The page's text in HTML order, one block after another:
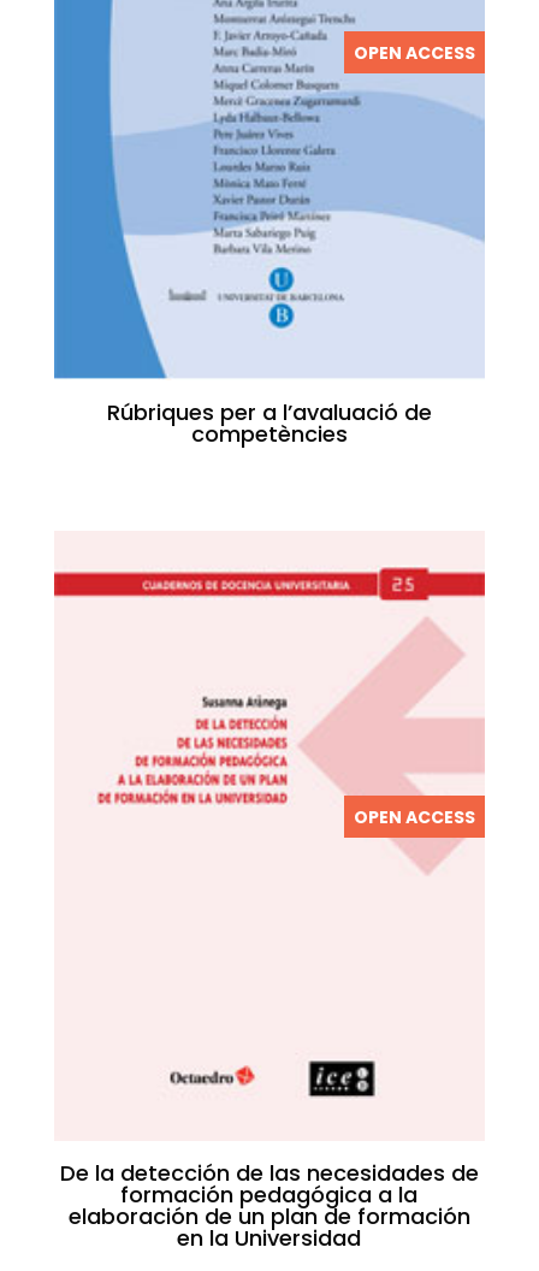
OPEN ACCESS
Rúbriques per a l’avaluació de
competències
OPEN ACCESS
De la detección de las necesidades de
formación pedagógica a la
elaboración de un plan de formación
en la Universidad